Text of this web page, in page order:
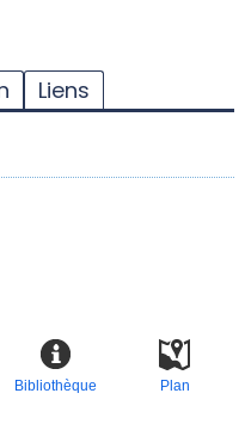
Liens
Plan
Bibliothèque